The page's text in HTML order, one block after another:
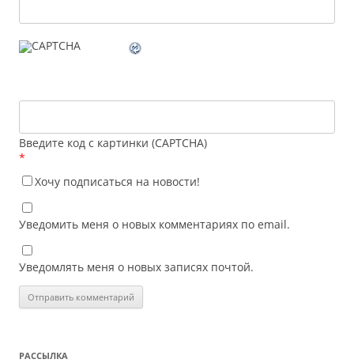
Введите код с картинки (CAPTCHA)
*
Хочу подписаться на новости!
Уведомить меня о новых комментариях по email.
Уведомлять меня о новых записях почтой.
РАССЫЛКА